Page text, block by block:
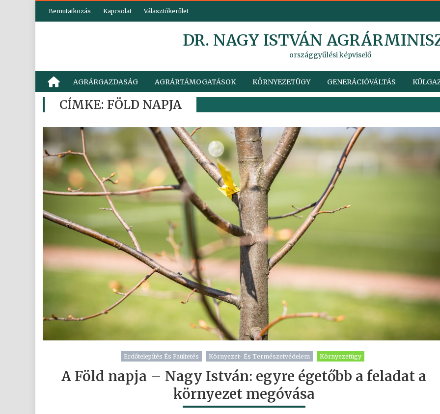
Bemutatkozás Kapcsolat Választókerület
DR. NAGY ISTVÁN
országgyűlési képviselő
AGRÁRGAZDASÁG AGRÁRTÁMOGATÁSOK KÖRNYEZETÜGY GENERÁCIÓVÁLTÁS
CÍMKE: FÖLD NAPJA
Erdőtelepítés És Faültetés Környezet- És Természetvédelem Környezetügy
A Föld napja – Nagy István: egyre égetőbb a feladat a
környezet megóvása